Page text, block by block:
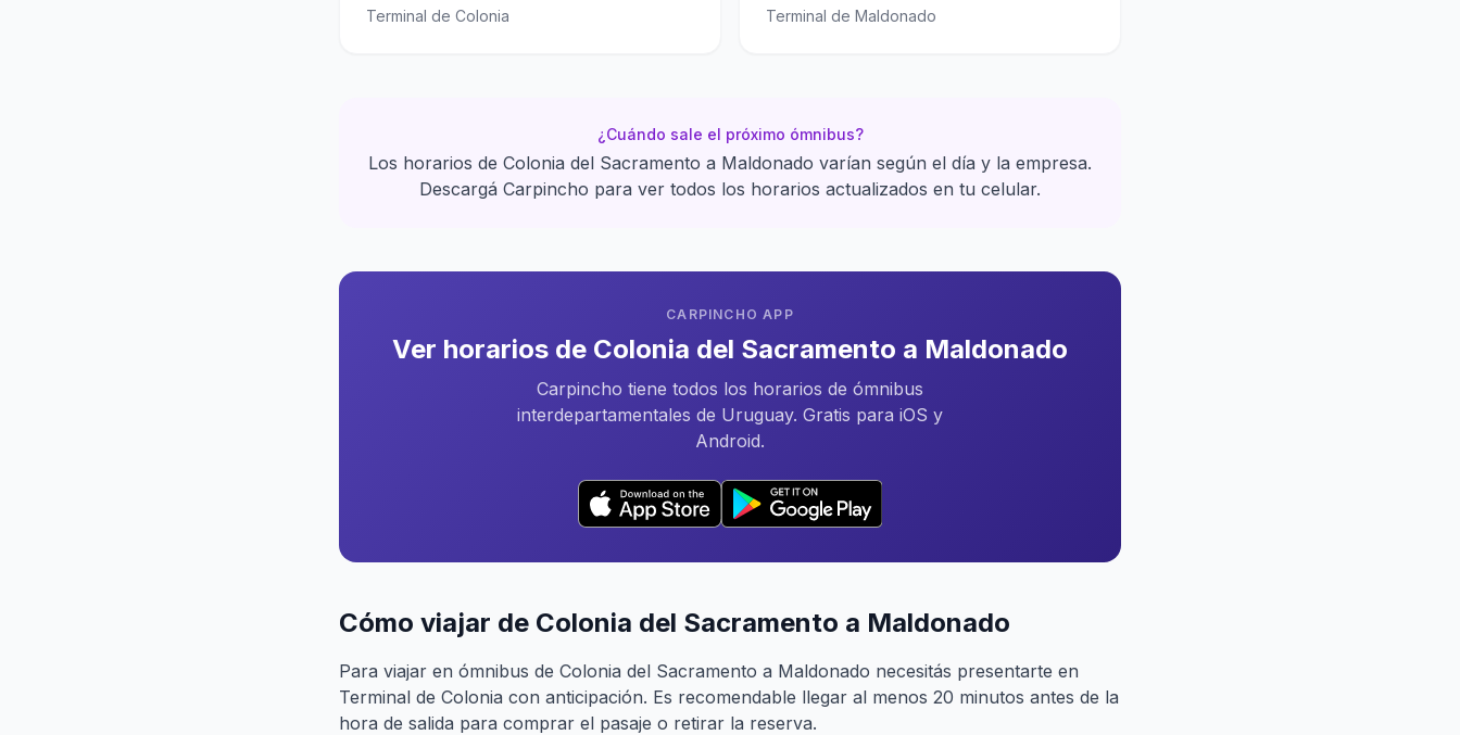
Terminal de Colonia Terminal de Maldonado
¿Cuándo sale el próximo ómnibus?
Los horarios de Colonia del Sacramento a Maldonado varían según el día y la empresa.
Descargá Carpincho para ver todos los horarios actualizados en tu celular.
CARPINCHO APP
Ver horarios de Colonia del Sacramento a Maldonado
Carpincho tiene todos los horarios de ómnibus
interdepartamentales de Uruguay. Gratis para iOS y
Android.
Cómo viajar de Colonia del Sacramento a Maldonado
Para viajar en ómnibus de Colonia del Sacramento a Maldonado necesitás presentarte en
Terminal de Colonia con anticipación. Es recomendable llegar al menos 20 minutos antes de la
hora de salida para comprar el pasaje o retirar la reserva.